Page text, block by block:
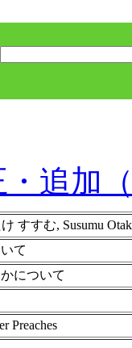
追加
すすむ, Susumu
て
について
Preaches